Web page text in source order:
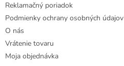
Reklamačný poriadok
Podmienky ochrany osobných údajov
O nás
Vrátenie tovaru
Moja objednávka